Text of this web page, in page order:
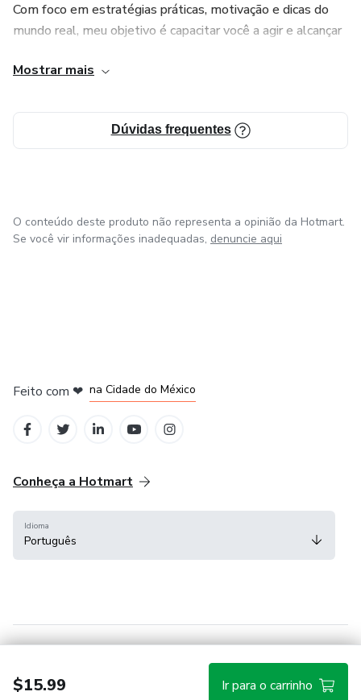
Com foco em estratégias práticas, motivação e dicas do
mundo real, meu objetivo é capacitar você a agir e alcançar
jornada para transformar ideias em negócios lucrativos!
Mostrar mais
Dúvidas frequentes
$15.99 Ir para o carrinho
O conteúdo deste produto não representa a opinião da Hotmart.
Se você vir informações inadequadas, denuncie aqui
Feito com ❤ na Cidade do México
Conheça a Hotmart
Idioma
Português